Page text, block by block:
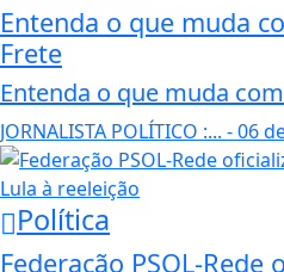
Entenda o que muda
Frete
Entenda o que muda
JORNALISTA POLÍTICO :... - 06
Política
Federação PSOL-Rede